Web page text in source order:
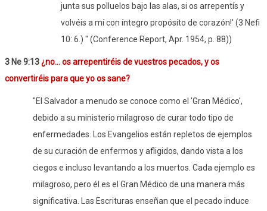
junta sus polluelos bajo las alas, si os arrepentís y
volvéis a mí con íntegro propósito de corazón!' (3 Nefi
10: 6.) " (Conference Report, Apr. 1954, p. 88))
3 Ne 9:13 ¿no... os arrepentiréis de vuestros pecados, y os
convertiréis para que yo os sane?
"El Salvador a menudo se conoce como el 'Gran Médico',
debido a su ministerio milagroso de curar todo tipo de
enfermedades. Los Evangelios están repletos de ejemplos
de su curación de enfermos y afligidos, dando vista a los
ciegos e incluso levantando a los muertos. Cada ejemplo es
milagroso, pero él es el Gran Médico de una manera más
significativa. Las Escrituras enseñan que el pecado induce